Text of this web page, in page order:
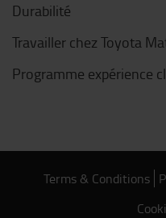
Durabilité
Travailler chez Toyota
Programme expérience
Terms & Conditions